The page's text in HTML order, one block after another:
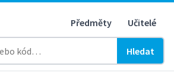
Předměty Učitelé
Hledat